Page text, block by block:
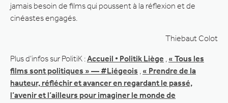
jamais besoin de films qui poussent à la réflexion et de
cinéastes engagés.
Thiebaut Colot
Plus d’infos sur PolitiK :Accueil • Politik Liège « Tous les
films sont politiques » — #Liégeois « Prendre de la
hauteur, réfléchir et avancer en regardant le passé,
l’avenir et l’ailleurs pour imaginer le monde de